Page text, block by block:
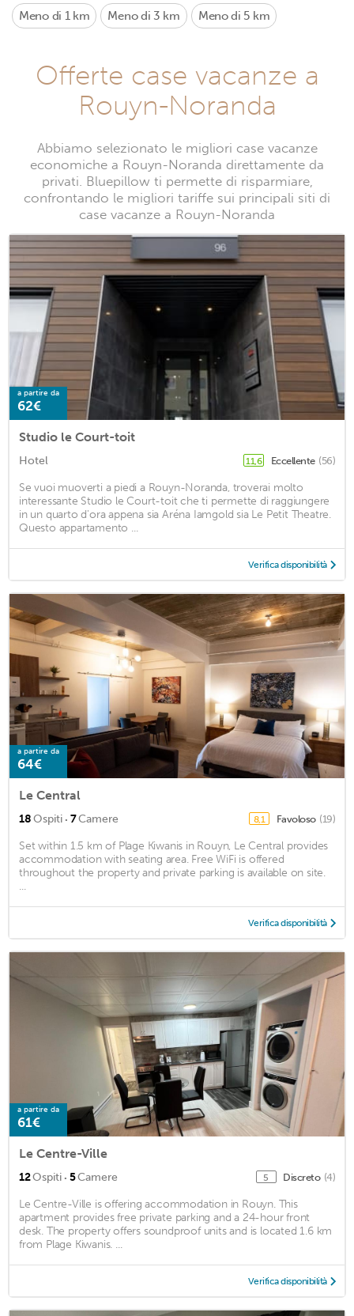
Meno di 1 km Meno di 3 km Meno di 5 km
Offerte case vacanze a
Rouyn-Noranda
Abbiamo selezionato le migliori case vacanze
economiche a Rouyn-Noranda direttamente da
privati. Bluepillow ti permette di risparmiare,
confrontando le migliori tariffe sui principali siti di
case vacanze a Rouyn-Noranda
a partire da
62€
Studio le Court-toit
Hotel 11,6 Eccellente (56)
Se vuoi muoverti a piedi a Rouyn-Noranda, troverai molto
interessante Studio le Court-toit che ti permette di raggiungere
in un quarto d'ora appena sia Aréna Iamgold sia Le Petit Theatre.
Questo appartamento ...
Verifica disponibilità
a partire da
64€
Le Central
18Ospiti · 7Camere 8,1 Favoloso (19)
Set within 1.5 km of Plage Kiwanis in Rouyn, Le Central provides
accommodation with seating area. Free WiFi is offered
throughout the property and private parking is available on site.
...
Verifica disponibilità
a partire da
61€
Le Centre-Ville
12Ospiti · 5Camere 5 Discreto (4)
Le Centre-Ville is offering accommodation in Rouyn. This
apartment provides free private parking and a 24-hour front
desk. The property offers soundproof units and is located 1.6 km
from Plage Kiwanis. ...
Verifica disponibilità